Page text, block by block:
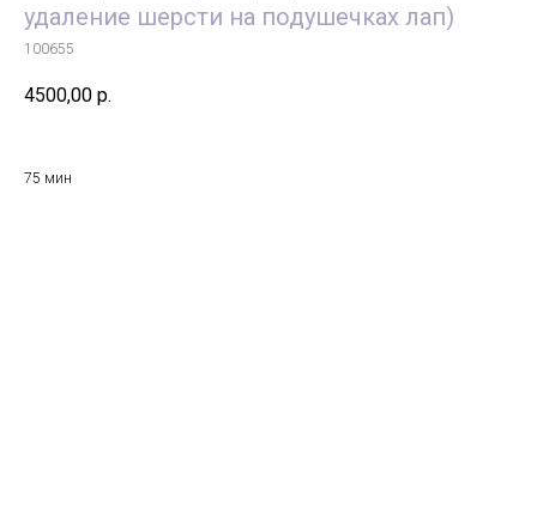
удаление шерсти на подушечках лап)
100655
4500,00 р.
75 мин